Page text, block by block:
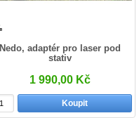
Nedo, adaptér pro laser pod
stativ
1 990,00 Kč
Koupit